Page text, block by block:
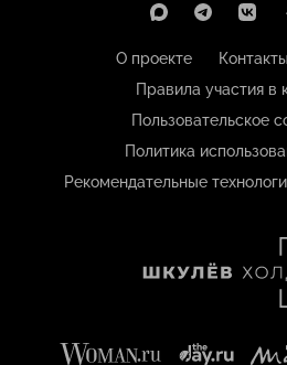
О проекте Контакты
Правила участия в
Пользовательское
Политика
Рекомендательные